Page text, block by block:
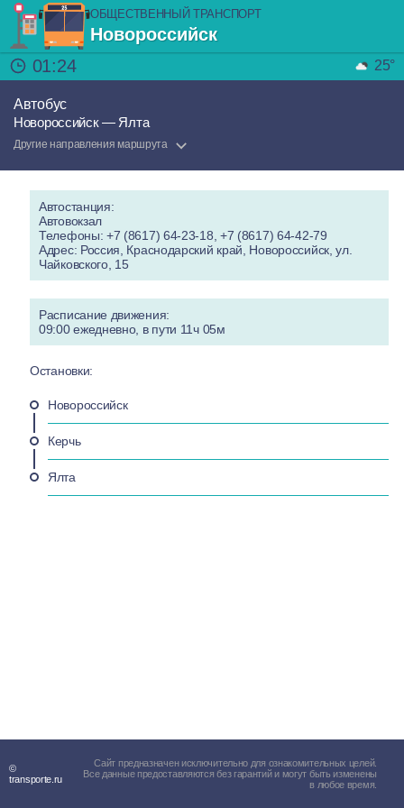
ОБЩЕСТВЕННЫЙ ТРАНСПОРТ
Новороссийск
01:24
25°
Автобус
Новороссийск — Ялта
Другие направления маршрута
Автостанция:
Автовокзал
Телефоны: +7 (8617) 64-23-18, +7 (8617) 64-42-79
Адрес: Россия, Краснодарский край, Новороссийск, ул.
Чайковского, 15
Расписание движения:
09:00 ежедневно, в пути 11ч 05м
Остановки:
Новороссийск
Керчь
Ялта
©
transporte.ru
Сайт предназначен исключительно для ознакомительных целей.
Все данные предоставляются без гарантий и могут быть изменены
в любое время.